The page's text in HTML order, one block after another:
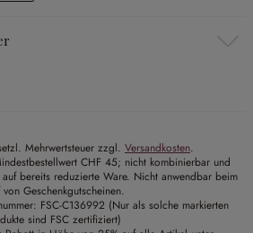
Mehrwertsteuer zzgl. Versandkosten.
CHF 45; nicht kombinierbar und
bereits reduzierte Ware. Nicht anwendbar beim
von Geschenkgutscheinen.
FSC-C136992 (Nur als solche markierten
sind FSC zertifiziert)